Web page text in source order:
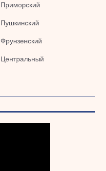
Приморский
Пушкинский
Фрунзенский
Центральный